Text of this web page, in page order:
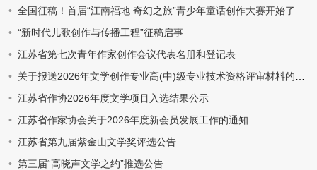
全国征稿！首届“江南福地 奇幻之旅”青少年童话创作大赛开始了
“新时代儿歌创作与传播工程”征稿启事
江苏省第七次青年作家创作会议代表名册和登记表
关于报送2026年文学创作专业高(中)级专业技术资格评审材料的通知
江苏省作协2026年度文学项目入选结果公示
江苏省作家协会关于2026年度新会员发展工作的通知
江苏省第九届紫金山文学奖评选公告
第三届“高晓声文学之约”推选公告